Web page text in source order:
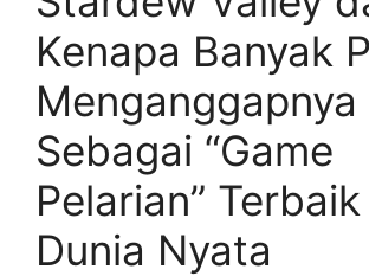
Kenapa Banyak
Menganggapnya
Sebagai “Game
Pelarian”
Dunia Nyata